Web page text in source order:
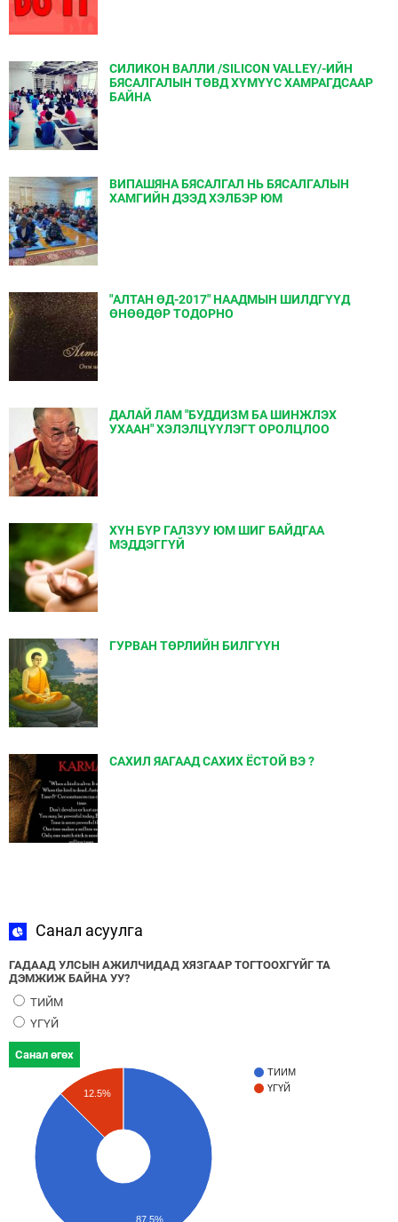
СИЛИКОН ВАЛЛИ /SILICON VALLEY/-ИЙН
БЯСАЛГАЛЫН ТӨВД ХҮМҮҮС ХАМРАГДСААР
БАЙНА
ВИПАШЯНА БЯСАЛГАЛ НЬ БЯСАЛГАЛЫН
ХАМГИЙН ДЭЭД ХЭЛБЭР ЮМ
"АЛТАН ӨД-2017" НААДМЫН ШИЛДГҮҮД
ӨНӨӨДӨР ТОДОРНО
ДАЛАЙ ЛАМ "БУДДИЗМ БА ШИНЖЛЭХ
УХААН" ХЭЛЭЛЦҮҮЛЭГТ ОРОЛЦЛОО
ХҮН БҮР ГАЛЗУУ ЮМ ШИГ БАЙДГАА
МЭДДЭГГҮЙ
ГУРВАН ТӨРЛИЙН БИЛГҮҮН
САХИЛ ЯАГААД САХИХ ЁСТОЙ ВЭ ?
Санал асуулга
ГАДААД УЛСЫН АЖИЛЧИДАД ХЯЗГААР ТОГТООХГҮЙГ ТА
ДЭМЖИЖ БАЙНА УУ?
ТИЙМ
ҮГҮЙ
Санал өгөх
ТИЙМ
ҮГҮЙ
12.5%
87.5%